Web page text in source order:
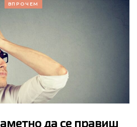
ВПРОЧЕМ
да се правиш